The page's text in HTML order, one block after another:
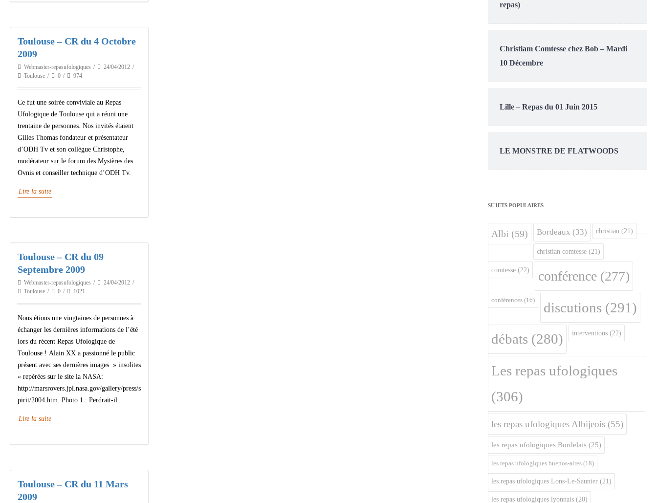
Toulouse – CR du 4 Octobre
2009
Webmaster-repasufologiques
24/04/2012
Toulouse
0 974
Ce fut une soirée conviviale au Repas
Ufologique de Toulouse qui a réuni une
trentaine de personnes. Nos invités étaient
Gilles Thomas fondateur et présentateur
d’ODH Tv et son collègue Christophe,
modérateur sur le forum des Mystères des
Ovnis et conseiller technique d’ODH Tv.
Lire la suite
Toulouse – CR du 09
Septembre 2009
Webmaster-repasufologiques
24/04/2012
Toulouse
0 1021
Nous étions une vingtaines de personnes à
échanger les dernières informations de l’été
lors du récent Repas Ufologique de
Toulouse ! Alain XX a passionné le public
présent avec ses dernières images » insolites
« repérées sur le site la NASA:
http://marsrovers.jpl.nasa.gov/gallery/press/s
pirit/2004.htm. Photo 1 : Perdrait-il
Lire la suite
Toulouse – CR du 11 Mars
2009
repas)
Christiam Comtesse chez Bob – Mardi
10 Décembre
Lille – Repas du 01 Juin 2015
LE MONSTRE DE FLATWOODS
SUJETS POPULAIRES
Albi(59) Bordeaux(33) christian (21)
christian comtesse (21)
comtesse (22) conférence (277)
conférences (16) discutions (291)
débats (280) interventions (22)
Les repas ufologiques
(306)
les repas ufologiques Albijeois (55)
les repas ufologiques Bordelais (25)
les repas ufologiques buenos-aires (18)
les repas ufologiques Lons-Le-Saunier (21)
les repas ufologiques lyonnais (20)